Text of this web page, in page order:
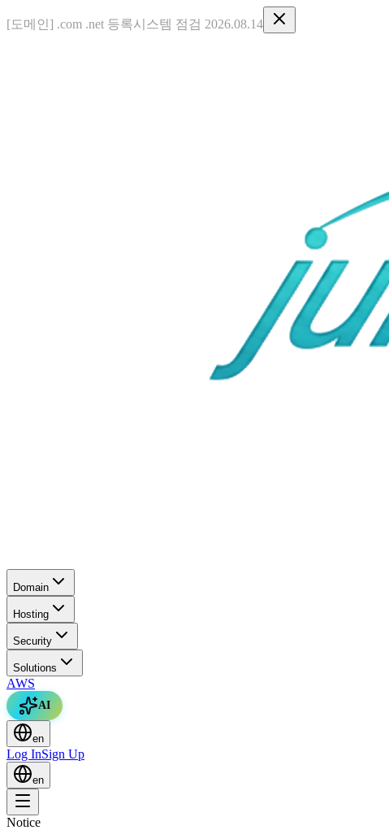
[도메인] .com .net 등록시스템 점검 2026.08.14
Domain
Hosting
Security
Solutions
AWS
AI
en
Log InSign Up
en
Notice